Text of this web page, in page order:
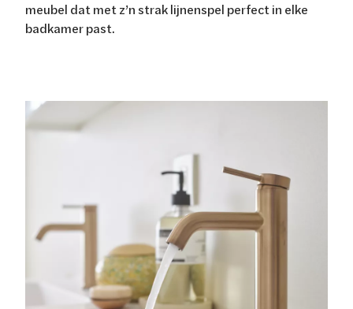
meubel dat met z’n strak lijnenspel perfect in elke
badkamer past.